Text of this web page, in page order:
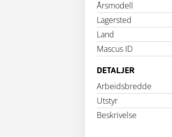
Årsmodell
Lagersted
Land
Mascus ID
DETALJER
Arbeidsbredde
Utstyr
Beskrivelse